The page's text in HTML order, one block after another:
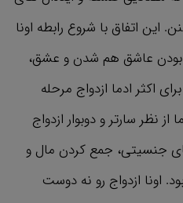
این اتفاق با شروع رابطه اونا
بودن عاشق هم شدن و عشق،
اکثر ادما ازدواج مرحله
نظر سارتر و دوبوار ازدواج
جنسیتی، جمع کردن مال و
اونا ازدواج رو نه دوست